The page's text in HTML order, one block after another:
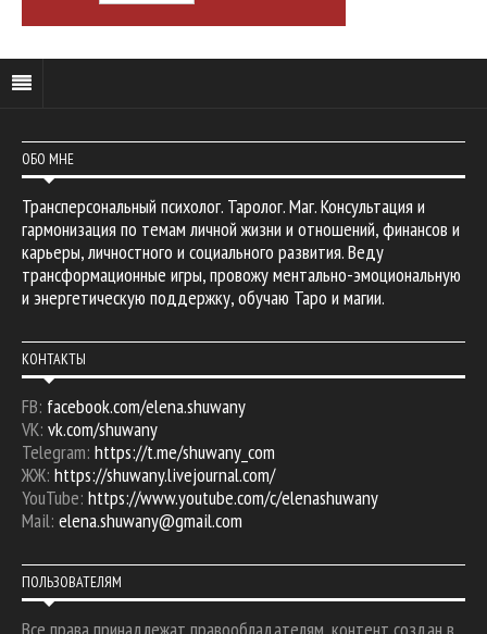
ОБО МНЕ
Трансперсональный психолог. Таролог. Маг. Консультация и
гармонизация по темам личной жизни и отношений, финансов и
карьеры, личностного и социального развития. Веду
трансформационные игры, провожу ментально-эмоциональную
и энергетическую поддержку, обучаю Таро и магии.
КОНТАКТЫ
FB: facebook.com/elena.shuwany
VK: vk.com/shuwany
Telegram: https://t.me/shuwany_com
ЖЖ: https://shuwany.livejournal.com/
YouTube: https://www.youtube.com/c/elenashuwany
Mail: elena.shuwany@gmail.com
ПОЛЬЗОВАТЕЛЯМ